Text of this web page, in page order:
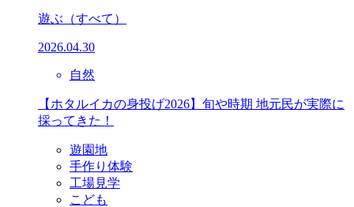
遊ぶ （すべて）
2026.04.30
自然
【ホタルイカの身投げ2026】旬や時期 地元民が実際に
採ってきた！
遊園地
手作り体験
工場見学
こども